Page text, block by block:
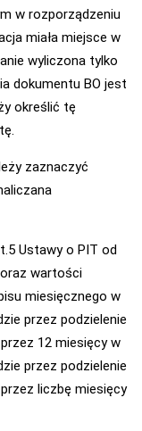
w rozporządzeniu
miała miejsce w
wyliczona tylko
dokumentu BO jest
określić tę
zaznaczyć
Ustawy o PIT od
wartości
miesięcznego w
przez podzielenie
12 miesięcy w
przez podzielenie
liczbę miesięcy